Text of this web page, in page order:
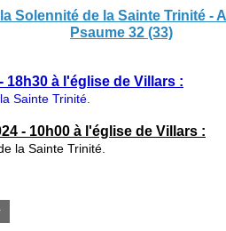
Solennité de la Sainte Trinité -
Psaume 32 (33)
18h30 à l'église de Villars :
Sainte Trinité.
- 10h00 à l'église de Villars :
la Sainte Trinité.